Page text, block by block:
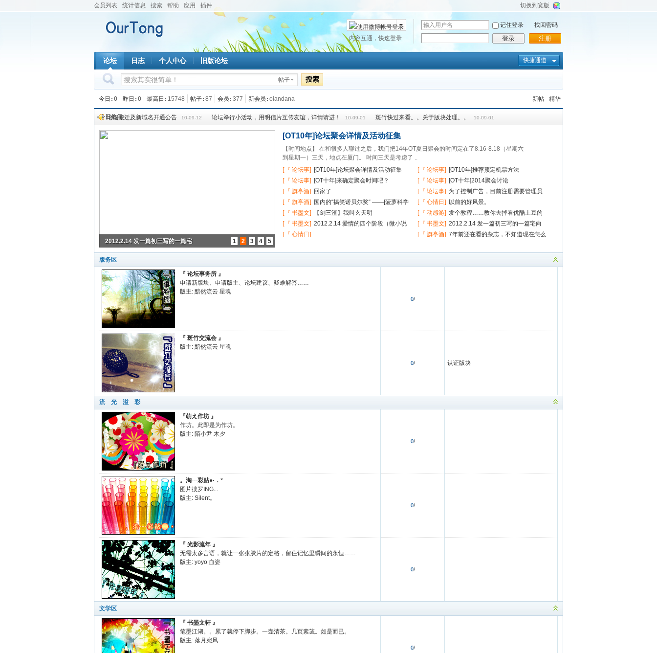
切换到宽版
会员列表 统计信息 搜索 帮助 应用 插件
用
户
名
记住登录
登录
找回密码
注册
微博帐号登录
内容互通，快速登录
快捷通道
论坛 日志 个人中心 旧版论坛
帖子 搜索
新帖 精华
今日 0 昨日 0 最高日 15748 帖子 87 会员 377 新会员 oiandana
今日热门
2012.2.14 发一篇初三写的一篇宅 1 2 3 4 5
[OT10年]论坛聚会详情及活动征集
【时间地点】 在和很多人聊过之后，我们把14年OT夏日聚会的时间定在了8.16-8.18（星期六
到星期一）三天，地点在厦门。 时间三天是考虑了 ..
[『 论坛事] [OT10年]论坛聚会详情及活动征集 [『 论坛事] [OT10年]推荐预定机票方法
[『 论坛事] [OT十年]来确定聚会时间吧？ [『 论坛事] [OT十年]2014聚会讨论
[『 旗亭酒] 回家了 [『 论坛事] 为了控制广告，目前注册需要管理员
审核
[『 旗亭酒] 国内的“搞笑诺贝尔奖“ ——[菠萝科学
奖]第一次获奖
[『 心情日] 以前的好风景。
[『 书墨文]
【剑三渣】我叫玄天明 [『 动感游] 发个教程……教你去掉看优酷土豆的
广告，还有一键扒视
[『 书墨文] 2012.2.14 爱情的四个阶段（微小说
习作）
[『 书墨文] 2012.2.14 发一篇初三写的一篇宅向
爱情故事（提示：15
[『 心情日] ........ [『 旗亭酒] 7年前还在看的杂志，不知道现在怎么
论坛搬迁及新域名开通公告 10-09-12 论坛举行小活动，用明信片互传友谊，详情请进！ 10-09-01 斑竹快过来看。。关于版块处理。。 10-09-01
都乖乖的看过来 07-10-06
版务区
『 论坛事务所 』
申请新版块、申请版主、论坛建议、疑难解答……
版主: 黯然流云 星魂
0/
『 斑竹交流会 』
版主: 黯然流云 星魂
0/ 认证版块
流 光 溢 彩
『萌え作坊 』
作坊。此即是为作坊。
版主: 陌小尹 木夕
0/
。淘┄彩贴●·．°
图片搜罗ING...
版主: Silent。
0/
『 光影流年 』
无需太多言语，就让一张张胶片的定格，留住记忆里瞬间的永恒……
版主: yoyo 血姿
0/
文学区
『 书墨文轩 』
笔墨江湖。。累了就停下脚步。一壶清茶。几页素笺。如是而已。
版主: 落月宛风
0/